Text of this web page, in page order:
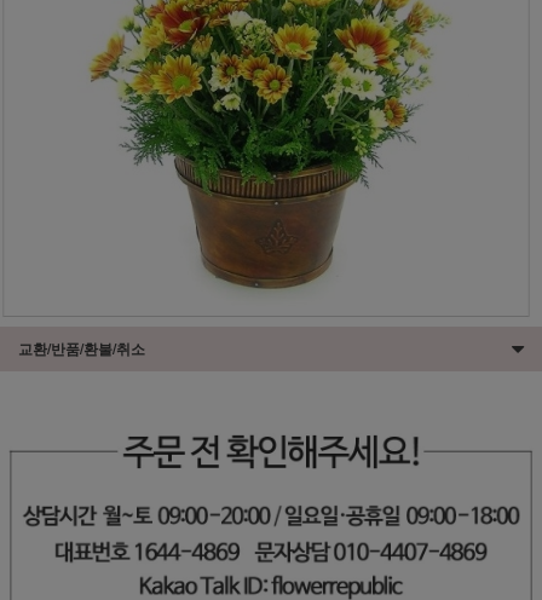
교환/반품/환불/취소